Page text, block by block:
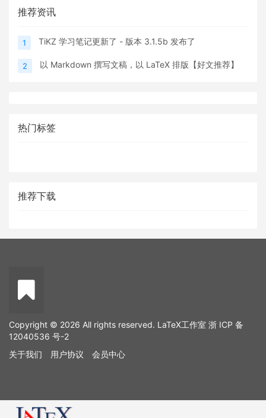
推荐资讯
1 TiKZ 学习笔记更新了 - 版本 3.1.5b 发布了
2 以 Markdown 撰写文稿，以 LaTeX 排版【好文推荐】
热门标签
推荐下载
Copyright © 2026 All rights reserved. LaTeX工作室 浙 ICP 备
12040536 号-2
关于我们
用户协议 会员中心